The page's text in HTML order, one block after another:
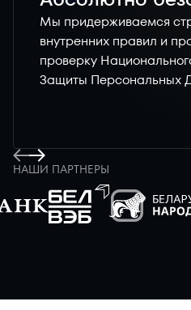
Мы придерживаемся
внутренних правил и
проверку
Защиты Персональных
НАШИ ПАРТНЕРЫ